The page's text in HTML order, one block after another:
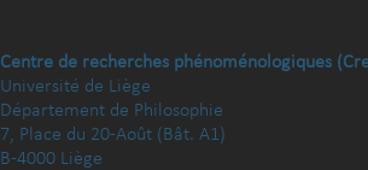
Centre de recherches phénoménologiques
Université de Liège
Département de Philosophie
7, Place du 20-Août (Bât. A1)
B-4000 Liège